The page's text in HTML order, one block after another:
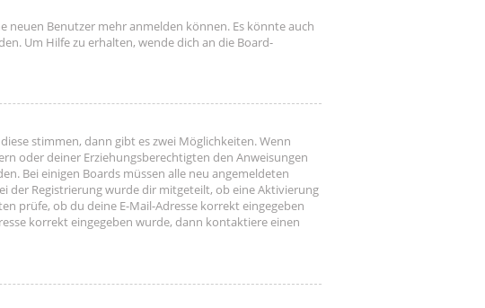
neuen Benutzer mehr anmelden können. Es könnte auch
Um Hilfe zu erhalten, wende dich an die Board-
stimmen, dann gibt es zwei Möglichkeiten. Wenn
oder deiner Erziehungsberechtigten den Anweisungen
Bei einigen Boards müssen alle neu angemeldeten
der Registrierung wurde dir mitgeteilt, ob eine Aktivierung
prüfe, ob du deine E-Mail-Adresse korrekt eingegeben
korrekt eingegeben wurde, dann kontaktiere einen